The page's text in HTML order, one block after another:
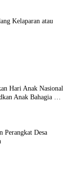
Kelaparan atau
Hari Anak Nasional
Anak Bahagia dan
Perangkat Desa